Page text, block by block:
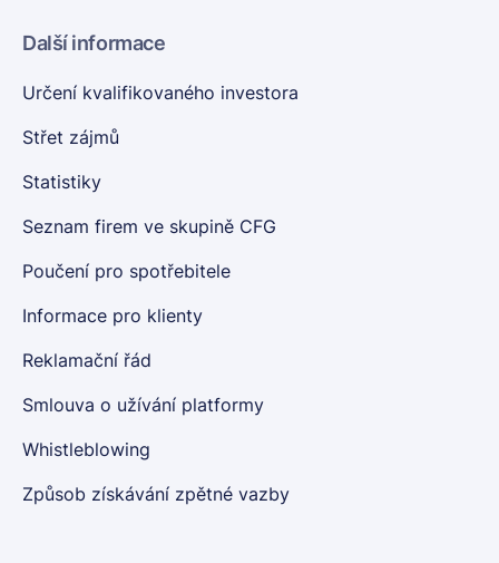
Další informace
Určení kvalifikovaného investora
Střet zájmů
Statistiky
Seznam firem ve skupině CFG
Poučení pro spotřebitele
Informace pro klienty
Reklamační řád
Smlouva o užívání platformy
Whistleblowing
Způsob získávání zpětné vazby